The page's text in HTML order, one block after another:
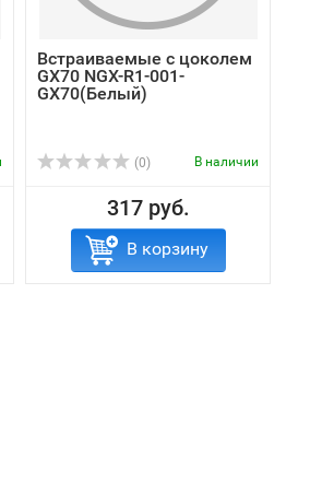
Встраиваемые с цоколем
GX70 NGX-R1-001-
GX70(Белый)
(0) В наличии
317 руб.
В корзину